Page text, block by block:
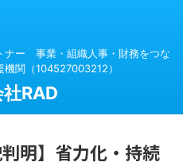
ナー 事業・組織人事・財務をつな
関（104527003212）
RAD
明】省力化・持続